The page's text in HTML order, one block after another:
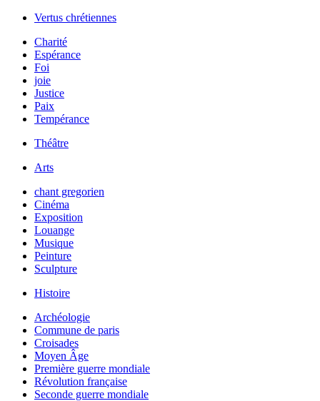
Vertus chrétiennes
Charité
Espérance
Foi
joie
Justice
Paix
Tempérance
Théâtre
Arts
chant gregorien
Cinéma
Exposition
Louange
Musique
Peinture
Sculpture
Histoire
Archéologie
Commune de paris
Croisades
Moyen Âge
Première guerre mondiale
Révolution française
Seconde guerre mondiale